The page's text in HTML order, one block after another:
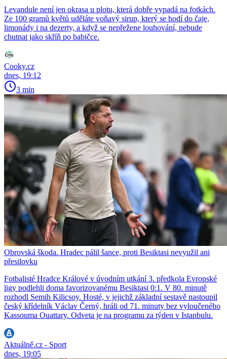
Levandule není jen okrasa u plotu, která dobře vypadá na fotkách.
Ze 100 gramů květů uděláte voňavý sirup, který se hodí do čaje,
limonády i na dezerty, a když se nepřežene louhování, nebude
chutnat jako skříň po babičce.
Cooky.cz
dnes, 19:12
3 min
Obrovská škoda. Hradec pálil šance, proti Besiktasi nevyužil ani
přesilovku
Fotbalisté Hradce Králové v úvodním utkání 3. předkola Evropské
ligy podlehli doma favorizovanému Besiktasi 0:1. V 80. minutě
rozhodl Semih Kilicsoy. Hosté, v jejichž základní sestavě nastoupil
český křídelník Václav Černý, hráli od 71. minuty bez vyloučeného
Kassouma Ouattary. Odveta je na programu za týden v Istanbulu.
Aktuálně.cz - Sport
dnes, 19:05